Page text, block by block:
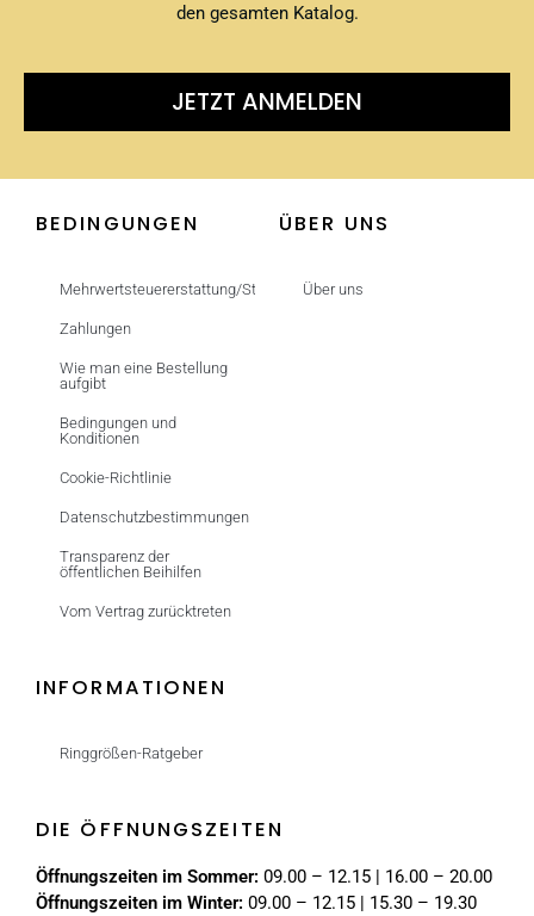
den gesamten Katalog.
JETZT ANMELDEN
BEDINGUNGEN
Mehrwertsteuererstattung/Steuerfrei
Zahlungen
Wie man eine Bestellung
aufgibt
Bedingungen und
Konditionen
Cookie-Richtlinie
Datenschutzbestimmungen
Transparenz der
öffentlichen Beihilfen
Vom Vertrag zurücktreten
ÜBER UNS
Über uns
INFORMATIONEN
Ringgrößen-Ratgeber
DIE ÖFFNUNGSZEITEN
Öffnungszeiten im Sommer: 09.00 – 12.15 | 16.00 – 20.00
Öffnungszeiten im Winter: 09.00 – 12.15 | 15.30 – 19.30